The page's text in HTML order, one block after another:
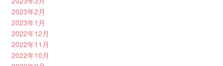
2023年2月
2023年1月
2022年12月
2022年11月
2022年10月